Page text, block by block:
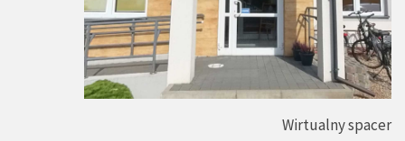
Wirtualny spacer